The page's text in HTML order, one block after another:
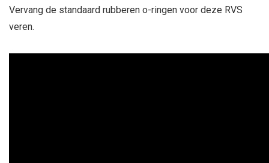
Vervang de standaard rubberen o-ringen voor deze RVS
veren.